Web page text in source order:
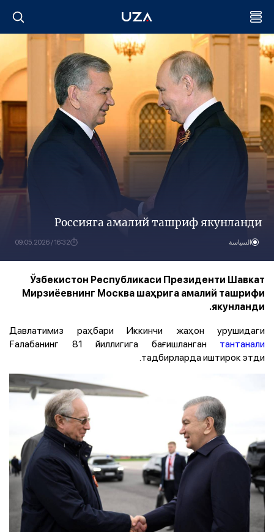
Россияга амалий ташриф якунланди
السياسة 16:32 / 09.05.2026
Ўзбекистон Республикаси Президенти Шавкат
Мирзиёевнинг Москва шаҳрига амалий ташрифи
якунланди.
Давлатимиз раҳбари Иккинчи жаҳон урушидаги
Ғалабанинг 81 йиллигига бағишлангантантанали
тадбирларда иштирок этди.